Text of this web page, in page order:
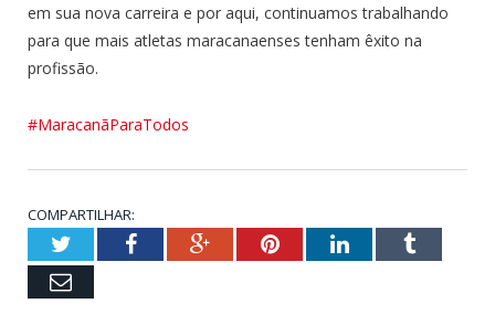
em sua nova carreira e por aqui, continuamos trabalhando
para que mais atletas maracanaenses tenham êxito na
profissão.
#MaracanãParaTodos
COMPARTILHAR:
TwitterFacebookGoogle+PinterestLinkedInTumblr
Email